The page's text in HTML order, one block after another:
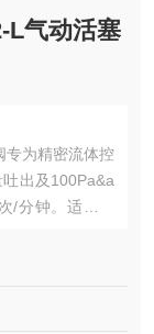
L气动活塞
专为精密流体控
出及100Pa&a
/分钟。适配半